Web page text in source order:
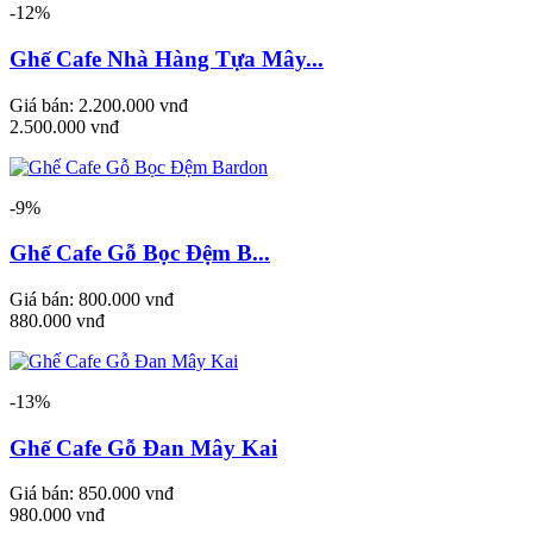
-12%
Ghế Cafe Nhà Hàng Tựa Mây...
Giá bán: 2.200.000 vnđ
2.500.000 vnđ
-9%
Ghế Cafe Gỗ Bọc Đệm B...
Giá bán: 800.000 vnđ
880.000 vnđ
-13%
Ghế Cafe Gỗ Đan Mây Kai
Giá bán: 850.000 vnđ
980.000 vnđ